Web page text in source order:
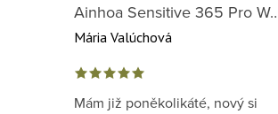
Ainhoa Sensitive 365 Pro Well-Being
Mária Valúchová
Mám již poněkolikáté, nový si